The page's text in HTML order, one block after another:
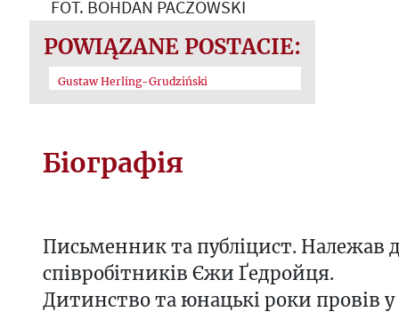
FOT. BOHDAN PACZOWSKI
POWIĄZANE POSTACIE:
Gustaw Herling-Grudziński
Біографія
Письменник та публіцист. Належав
співробітників Єжи Ґедройця.
Дитинство та юнацькі роки провів